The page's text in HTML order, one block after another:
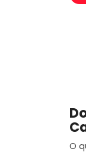
O